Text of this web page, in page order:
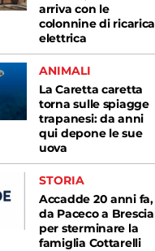
arriva con le
colonnine di ricarica
elettrica
ANIMALI
La Caretta caretta
torna sulle spiagge
trapanesi: da anni
qui depone le sue
uova
STORIA
Accadde 20 anni fa,
da Paceco a Brescia
per sterminare la
famiglia Cottarelli